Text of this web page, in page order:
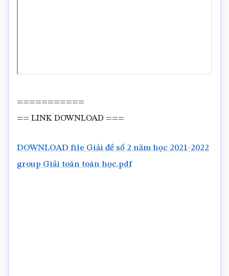
===========
== LINK DOWNLOAD ===
DOWNLOAD file Giải đề số 2 năm học 2021-2022
group Giải toán toán học.pdf